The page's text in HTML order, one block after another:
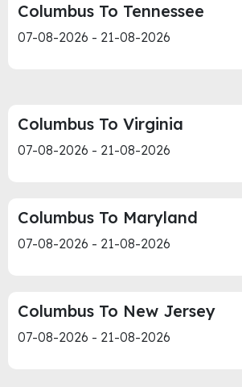
Columbus To Tennessee
07-08-2026 - 21-08-2026
Columbus To Virginia
07-08-2026 - 21-08-2026
Columbus To Maryland
07-08-2026 - 21-08-2026
Columbus To New Jersey
07-08-2026 - 21-08-2026